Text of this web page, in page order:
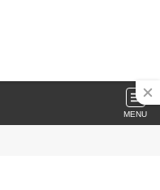
MENU